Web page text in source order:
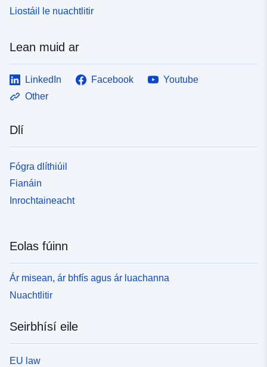
Liostáil le nuachtlitir
Lean muid ar
LinkedIn Facebook
Youtube
Other
Dlí
Fógra dlíthiúil
Fianáin
Inrochtaineacht
Eolas fúinn
Ár misean, ár bhfís agus ár luachanna
Nuachtlitir
Seirbhísí eile
EU law